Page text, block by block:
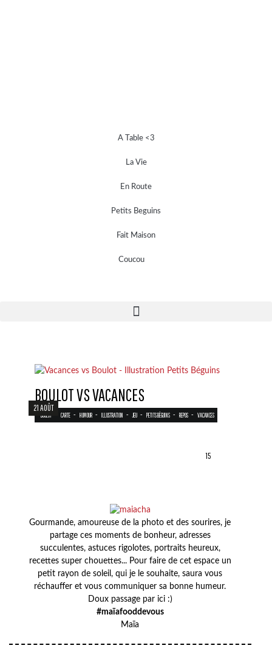
A Table <3
La Vie
En Route
Petits Beguins
Fait Maison
Coucou
21 AOÛT
BOULOT VS VACANCES
BOULOT CARTE - HUMOUR - ILLUSTRATION - JEU - PETITS BÉGUINS - REPOS - VACANCES
15
Gourmande, amoureuse de la photo et des sourires, je
partage ces moments de bonheur, adresses
succulentes, astuces rigolotes, portraits heureux,
recettes super chouettes... Pour faire de cet espace un
petit rayon de soleil, qui je le souhaite, saura vous
réchauffer et vous communiquer sa bonne humeur.
Doux passage par ici :)
#maïafooddevous
Maïa